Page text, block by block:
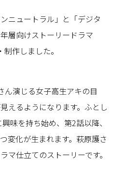
ニュートラル」と「デジタ
層向けストーリードラマ
作しました。
ん演じる女子高生アキの目
えるようになります。ふとし
味を持ち始め、第2話以降、
変化が生まれます。萩原護さ
マ仕立てのストーリーです。